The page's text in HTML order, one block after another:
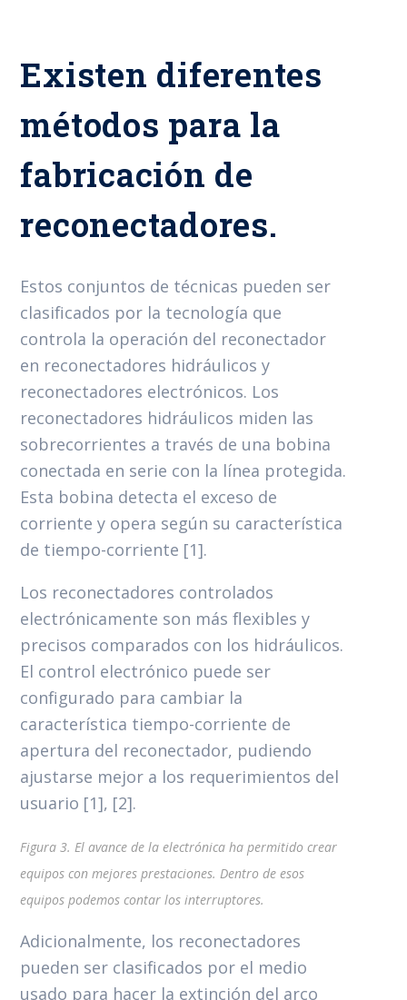
Existen diferentes
métodos para la
fabricación de
reconectadores.
Estos conjuntos de técnicas pueden ser
clasificados por la tecnología que
controla la operación del reconectador
en reconectadores hidráulicos y
reconectadores electrónicos. Los
reconectadores hidráulicos miden las
sobrecorrientes a través de una bobina
conectada en serie con la línea protegida.
Esta bobina detecta el exceso de
corriente y opera según su característica
de tiempo-corriente [1].
Los reconectadores controlados
electrónicamente son más flexibles y
precisos comparados con los hidráulicos.
El control electrónico puede ser
configurado para cambiar la
característica tiempo-corriente de
apertura del reconectador, pudiendo
ajustarse mejor a los requerimientos del
usuario [1], [2].
Figura 3. El avance de la electrónica ha permitido crear
equipos con mejores prestaciones. Dentro de esos
equipos podemos contar los interruptores.
Adicionalmente, los reconectadores
pueden ser clasificados por el medio
usado para hacer la extinción del arco